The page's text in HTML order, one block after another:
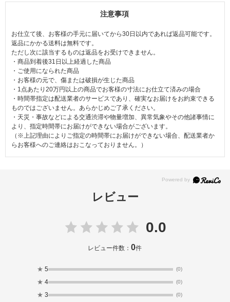
注意事項
お仕立て後、お客様の手元に届いてから30日以内であれば返品可能です。
返品にかかる送料は無料です。
ただし次に該当するものは返品をお受けできません。
・商品到着後31日以上経過した商品
・ご使用になられた商品
・お客様の元で、傷または破損が生じた商品
・1点あたり20万円以上の商品でお客様の寸法にお仕立て済みの場合
・時間帯指定は配送業者のサービスであり、確実なお届けをお約束できる
ものではございません。あらかじめご了承ください。
・天災・事故などによる交通渋滞や物量増加、異常気象やその他諸事情に
より、指定時間帯にお届けができない場合がございます。
（※上記理由によりご指定の時間帯にお届けができない場合、配送業者か
らお客様へのご連絡はおこなっておりません。）
レビュー
0.0
レビュー件数：0件
★ 5 (0)
★ 4 (0)
★ 3 (0)